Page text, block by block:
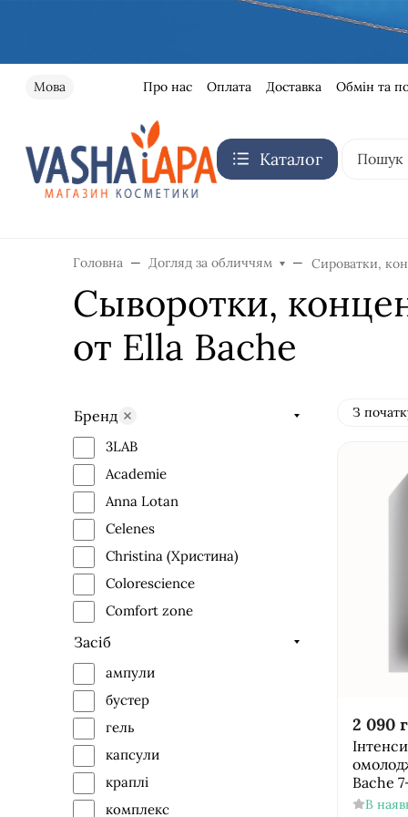
Мова Про нас Оплата Доставка Обмін та
Каталог
Головна Догляд за обличчям Сироватки,
Сыворотки,
от Ella Bache
Бренд
3LAB
Academie
Anna Lotan
Celenes
Christina (Христина)
Colorescience
Comfort zone
Derma Series
Dr.Grandel
Genosys
Засіб
ампули
бустер
гель
капсули
краплі
комплекс
З
2 090
Bache
В